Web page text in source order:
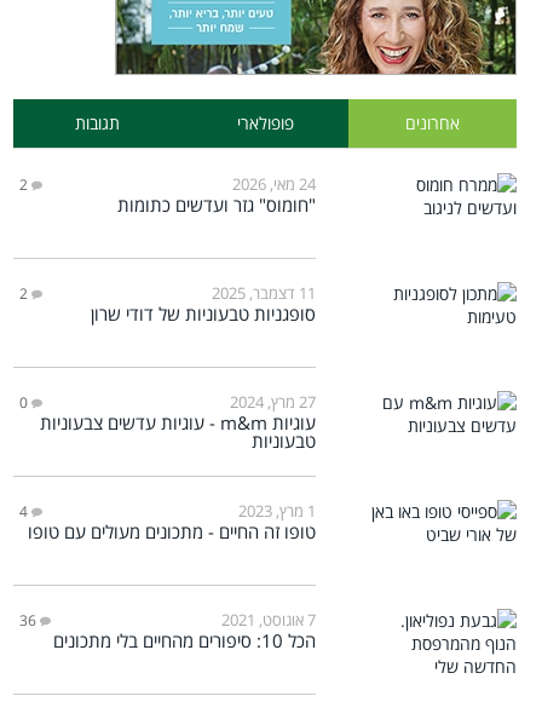
אחרונים פופולארי תגובות
24 מאי, 2026 2
"חומוס" גזר ועדשים כתומות
11 דצמבר, 2025 2
סופגניות טבעוניות של דודי שרון
27 מרץ, 2024 0
עוגיות m&m - עוגיות עדשים צבעוניות
טבעוניות
1 מרץ, 2023 4
טופו זה החיים - מתכונים מעולים עם טופו
7 אוגוסט, 2021 36
הכל 10: סיפורים מהחיים בלי מתכונים